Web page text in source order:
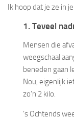
Ik hoop dat je ze in
1. Teveel
Mensen die
weegschaal
beneden gaan
Nou, eigenlijk
zo’n 2 kilo.
’s Ochtends